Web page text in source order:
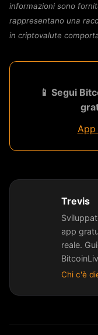
informazioni sono
rappresentano una
in criptovalute
📱 Segui
App
Trevis
app
reale.
Chi c'è